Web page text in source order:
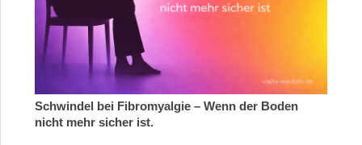
Schwindel bei Fibromyalgie – Wenn der Boden
nicht mehr sicher ist.